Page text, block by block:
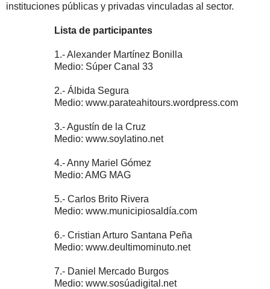
instituciones públicas y privadas vinculadas al sector.
Lista de participantes
1.- Alexander Martínez Bonilla
Medio: Súper Canal 33
2.- Álbida Segura
Medio: www.parateahitours.wordpress.com
3.- Agustín de la Cruz
Medio: www.soylatino.net
4.- Anny Mariel Gómez
Medio: AMG MAG
5.- Carlos Brito Rivera
Medio: www.municipiosaldía.com
6.- Cristian Arturo Santana Peña
Medio: www.deultimominuto.net
7.- Daniel Mercado Burgos
Medio: www.sosúadigital.net